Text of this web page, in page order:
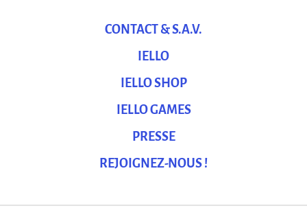
CONTACT & S.A.V.
IELLO
IELLO SHOP
IELLO GAMES
PRESSE
REJOIGNEZ-NOUS !